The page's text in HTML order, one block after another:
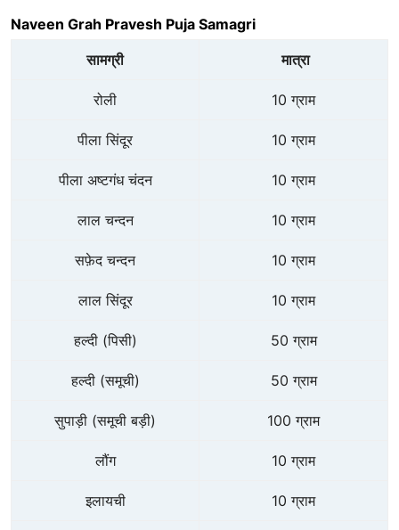
Naveen Grah Pravesh Puja Samagri
सामग्री
मात्रा
रोली 10 ग्राम
पीला सिंदूर 10 ग्राम
पीला अष्टगंध चंदन 10 ग्राम
लाल चन्दन 10 ग्राम
सफ़ेद चन्दन 10 ग्राम
लाल सिंदूर 10 ग्राम
हल्दी (पिसी) 50 ग्राम
हल्दी (समूची) 50 ग्राम
सुपाड़ी (समूची बड़ी) 100 ग्राम
लौंग 10 ग्राम
इलायची 10 ग्राम